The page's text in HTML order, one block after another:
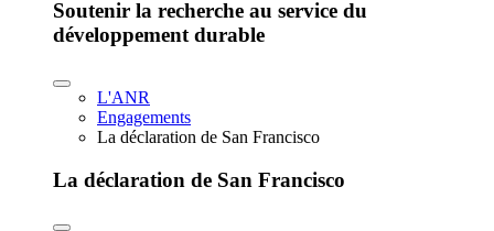
Soutenir la recherche au service du
développement durable
L'ANR
Engagements
La déclaration de San Francisco
La déclaration de San Francisco